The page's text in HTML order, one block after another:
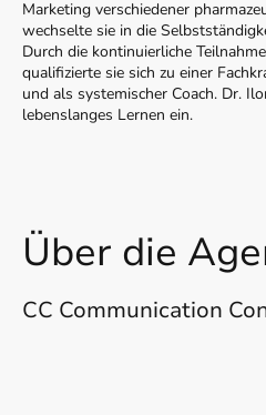
Marketing verschiedener
wechselte sie in die
Durch die kontinuierliche
qualifizierte sie sich zu einer
und als systemischer Coach. Dr.
lebenslanges Lernen ein.
Über die
CC Communication